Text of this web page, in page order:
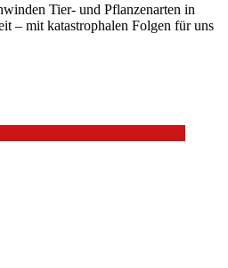
Tier- und Pflanzenarten in
– mit katastrophalen Folgen für uns